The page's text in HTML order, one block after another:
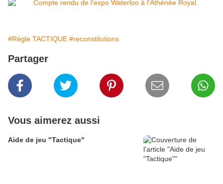
#Règle TACTIQUE #reconstitutions
Partager
Vous aimerez aussi
Aide de jeu "Tactique"